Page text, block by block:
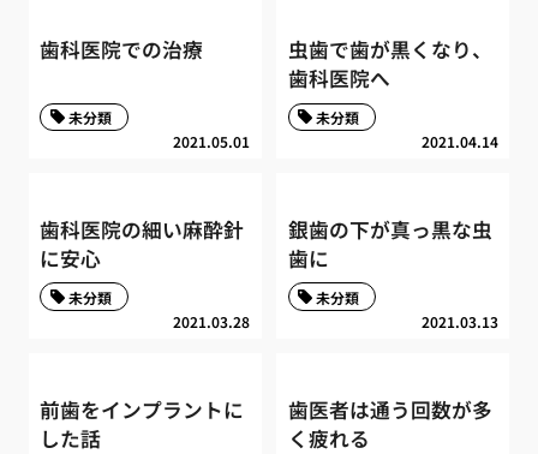
歯科医院での治療
2021.05.01
未分類
虫歯で歯が黒くなり、
歯科医院へ
2021.04.14
未分類
歯科医院の細い麻酔針
に安心
2021.03.28
未分類
銀歯の下が真っ黒な虫
歯に
2021.03.13
未分類
前歯をインプラントに
した話
歯医者は通う回数が多
く疲れる